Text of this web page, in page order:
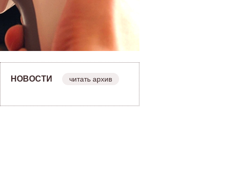
НОВОСТИ читать архив